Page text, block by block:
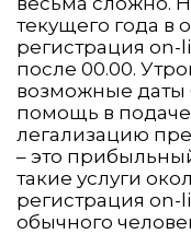
текущего года в
регистрация on-
после 00.00.
возможные даты
помощь в
легализацию
– это
такие услуги
регистрация on-
обычного